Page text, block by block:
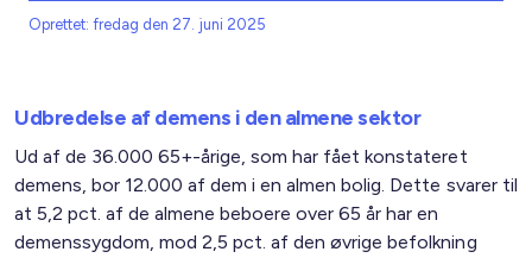
Oprettet: fredag den 27. juni 2025
Udbredelse af demens i den almene sektor
Ud af de 36.000 65+-årige, som har fået konstateret
demens, bor 12.000 af dem i en almen bolig. Dette svarer til
at 5,2 pct. af de almene beboere over 65 år har en
demenssygdom, mod 2,5 pct. af den øvrige befolkning